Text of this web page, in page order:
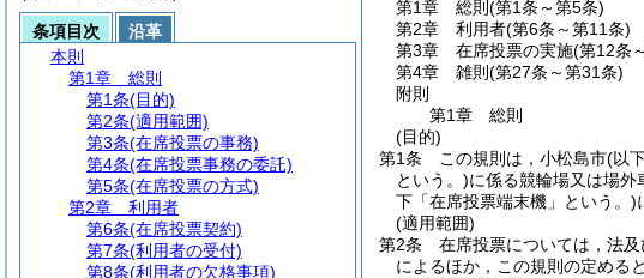
第1章
総則 (第1条～第5条)
第2章
利用者(第6条～第11条)
第3章
在席投票の実施(第12条
第4章
雑則 (第27条～第31条)
附則
第1章
総則
(目的)
第1条
この規則は，小松島市(以
という。)に係る競輪場又は場
下「在席投票端末機」という。)
(適用範囲)
第2条
在席投票については，法
によるほか，この規則の定める
条項目次
沿革
本則
第1章
総則
第1条(目的)
第2条(適用範囲)
第3条(在席投票の事務)
第4条(在席投票事務の委託)
第5条(在席投票の方式)
第2章
利用者
第6条(在席投票契約)
第7条(利用者の受付)
第8条(利用者の欠格事項)